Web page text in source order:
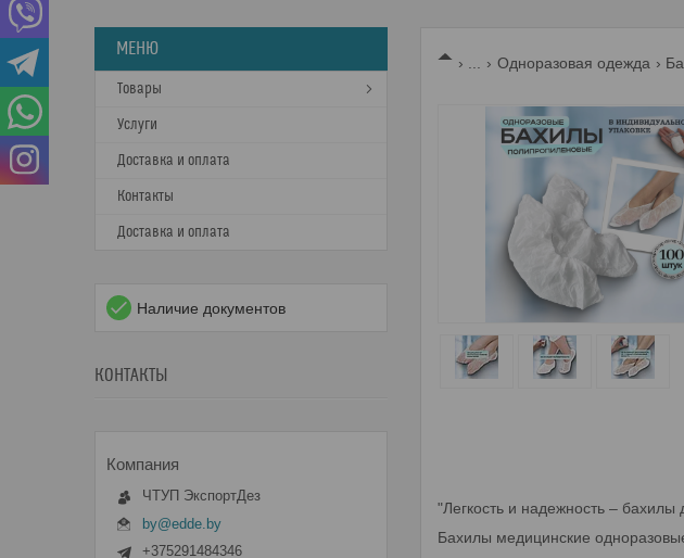
Одноразовая одежда
"Легкость и надежность – бахилы
Бахилы медицинские
Товары
Услуги
Доставка и оплата
Контакты
Доставка и оплата
Наличие документов
КОНТАКТЫ
ЧТУП ЭкспортДез
by@edde.by
+375291484346